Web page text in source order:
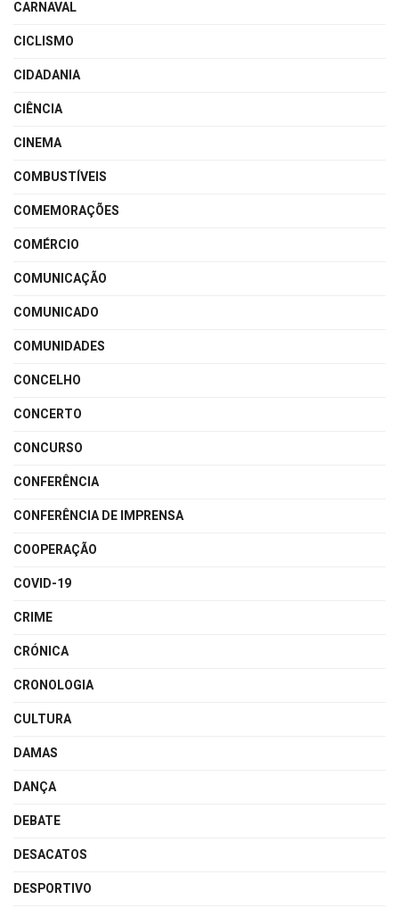
CARNAVAL
CICLISMO
CIDADANIA
CIÊNCIA
CINEMA
COMBUSTÍVEIS
COMEMORAÇÕES
COMÉRCIO
COMUNICAÇÃO
COMUNICADO
COMUNIDADES
CONCELHO
CONCERTO
CONCURSO
CONFERÊNCIA
CONFERÊNCIA DE IMPRENSA
COOPERAÇÃO
COVID-19
CRIME
CRÓNICA
CRONOLOGIA
CULTURA
DAMAS
DANÇA
DEBATE
DESACATOS
DESPORTIVO